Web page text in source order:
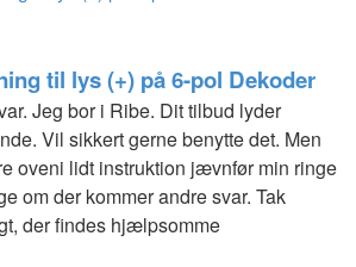
til lys (+) på 6-pol Dekoder
Jeg bor i Ribe. Dit tilbud lyder
Vil sikkert gerne benytte det. Men
oveni lidt instruktion jævnfør min ringe
om der kommer andre svar. Tak
der findes hjælpsomme